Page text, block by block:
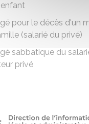
pour le décès d'un
(salarié du privé)
sabbatique du
privé